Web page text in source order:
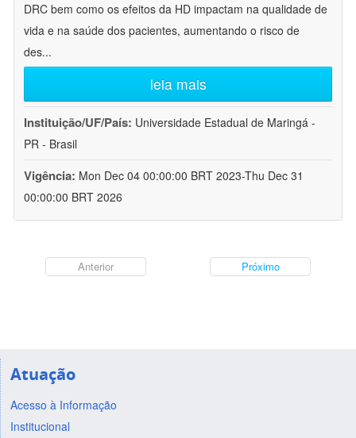
DRC bem como os efeitos da HD impactam na qualidade de
vida e na saúde dos pacientes, aumentando o risco de
des...
leia mais
Instituição/UF/País: Universidade Estadual de Maringá -
PR - Brasil
Vigência: Mon Dec 04 00:00:00 BRT 2023-Thu Dec 31
00:00:00 BRT 2026
Anterior Próximo
Atuação
Acesso à Informação
Institucional